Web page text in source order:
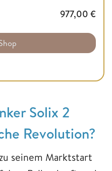
977,00 €
Solix 2
Revolution?
seinem Marktstart